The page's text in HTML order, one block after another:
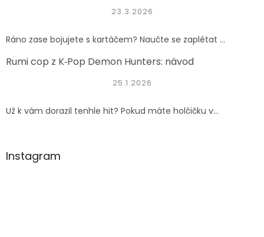
23.3.2026
Ráno zase bojujete s kartáčem? Naučte se zaplétat ...
Rumi cop z K‑Pop Demon Hunters: návod
25.1.2026
Už k vám dorazil tenhle hit? Pokud máte holčičku v...
Instagram